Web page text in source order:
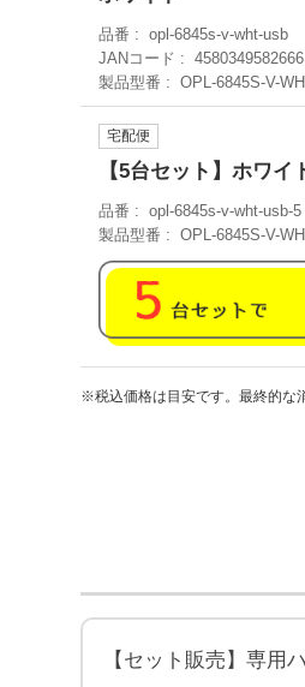
品番
opl-6845s-v-wht-usb
JANコード
4580349582666
製品型番
OPL-6845S-V-
宅配便
【5台セット】ホワイ
品番
opl-6845s-v-wht-usb-5
製品型番
OPL-6845S-V-
※税込価格は目安です。最終的な
【セット販売】専用